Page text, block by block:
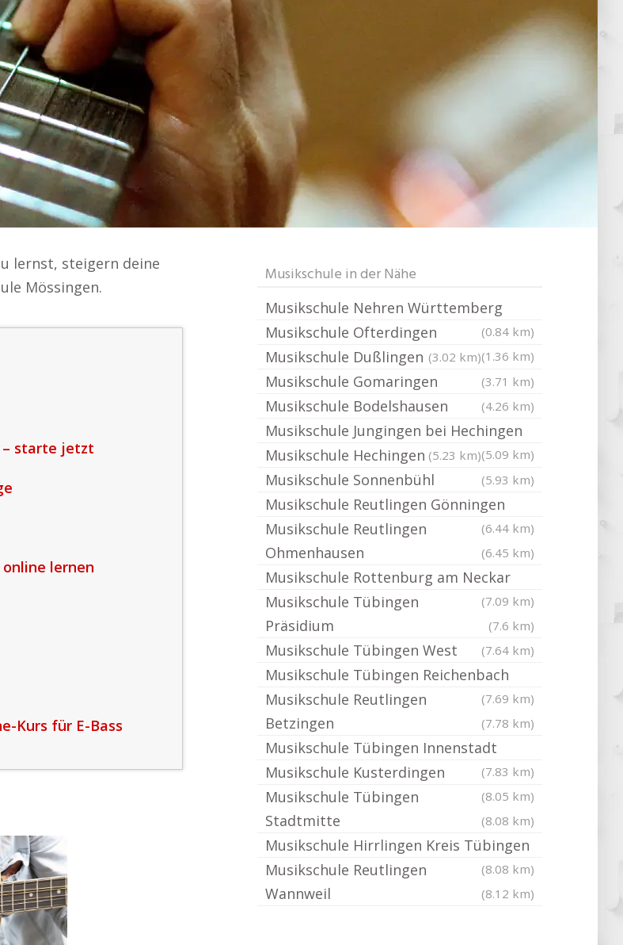
lernst, steigern deine
Mössingen.
– starte jetzt
online lernen
Kurs für E-Bass
Musikschule in der Nähe
Musikschule Nehren Württemberg
(0.84 km)
Musikschule Ofterdingen
(1.36 km)
Musikschule Dußlingen (3.02 km)
Musikschule Gomaringen (3.71 km)
Musikschule Bodelshausen (4.26 km)
Musikschule Jungingen bei Hechingen
(5.09 km)
Musikschule Hechingen (5.23 km)
Musikschule Sonnenbühl (5.93 km)
Musikschule Reutlingen Gönningen
(6.44 km)
Musikschule Reutlingen
Ohmenhausen
(6.45 km)
Musikschule Rottenburg am Neckar
(7.09 km)
Musikschule Tübingen
Präsidium
(7.6 km)
Musikschule Tübingen West (7.64 km)
Musikschule Tübingen Reichenbach
(7.69 km)
Musikschule Reutlingen
Betzingen
(7.78 km)
Musikschule Tübingen Innenstadt
(7.83 km)
Musikschule Kusterdingen
(8.05 km)
Musikschule Tübingen
Stadtmitte
(8.08 km)
Musikschule Hirrlingen Kreis Tübingen
(8.08 km)
Musikschule Reutlingen
Wannweil
(8.12 km)